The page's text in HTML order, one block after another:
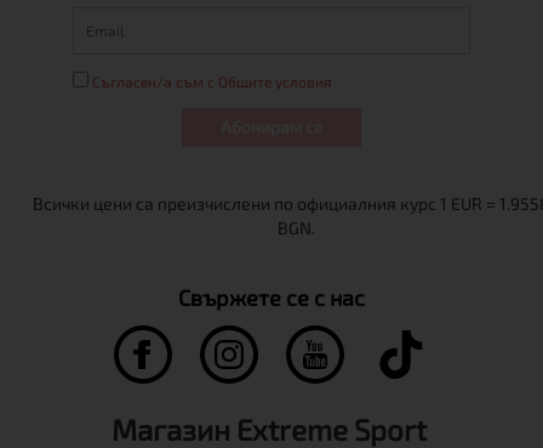
Съгласен/а съм с Общите условия
Свържете се с нас
Магазин Extreme Sport